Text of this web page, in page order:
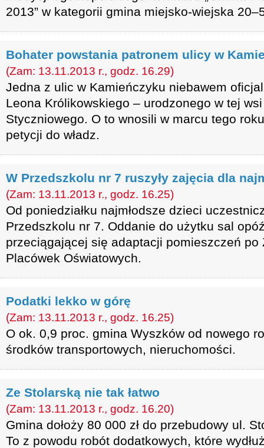
2013” w kategorii gmina miejsko-wiejska
Bohater powstania patronem ulicy w
(Zam: 13.11.2013 r., godz. 16.29)
Jedna z ulic w Kamieńczyku niebawem
Leona Królikowskiego – urodzonego w tej
Styczniowego. O to wnosili w marcu tego
petycji do władz.
W Przedszkolu nr 7 ruszyły zajęcia dla
(Zam: 13.11.2013 r., godz. 16.25)
Od poniedziałku najmłodsze dzieci
Przedszkolu nr 7. Oddanie do użytku sal
przeciągającej się adaptacji pomieszczeń po
Placówek Oświatowych.
Podatki lekko w górę
(Zam: 13.11.2013 r., godz. 16.25)
O ok. 0,9 proc. gmina Wyszków od nowego
środków transportowych, nieruchomości.
Ze Stolarską nie tak łatwo
(Zam: 13.11.2013 r., godz. 16.20)
Gmina dołoży 80 000 zł do przebudowy ul.
To z powodu robót dodatkowych, które